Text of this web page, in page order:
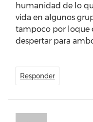
humanidad de lo
vida en algunos
tampoco por loque
despertar para
Responder